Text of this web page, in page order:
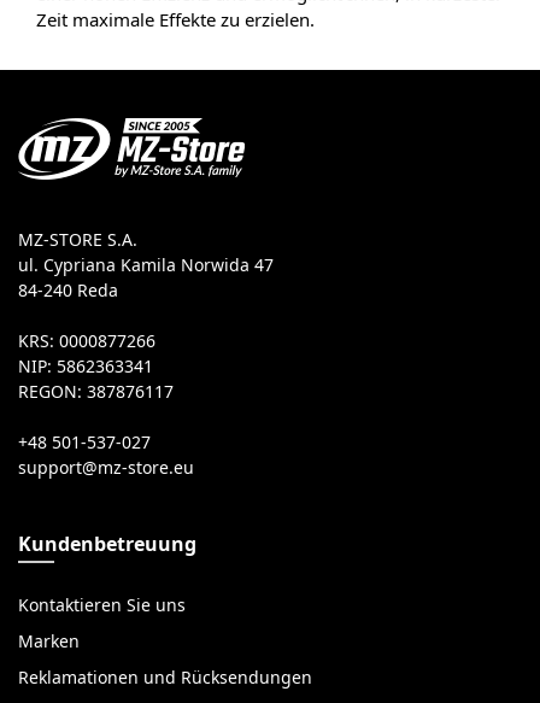
Zeit maximale Effekte zu erzielen.
MZ-STORE S.A.
ul. Cypriana Kamila Norwida 47
84-240 Reda
KRS: 0000877266
NIP: 5862363341
REGON: 387876117
+48 501-537-027
Kundenbetreuung
Kontaktieren Sie uns
Marken
Reklamationen und Rücksendungen